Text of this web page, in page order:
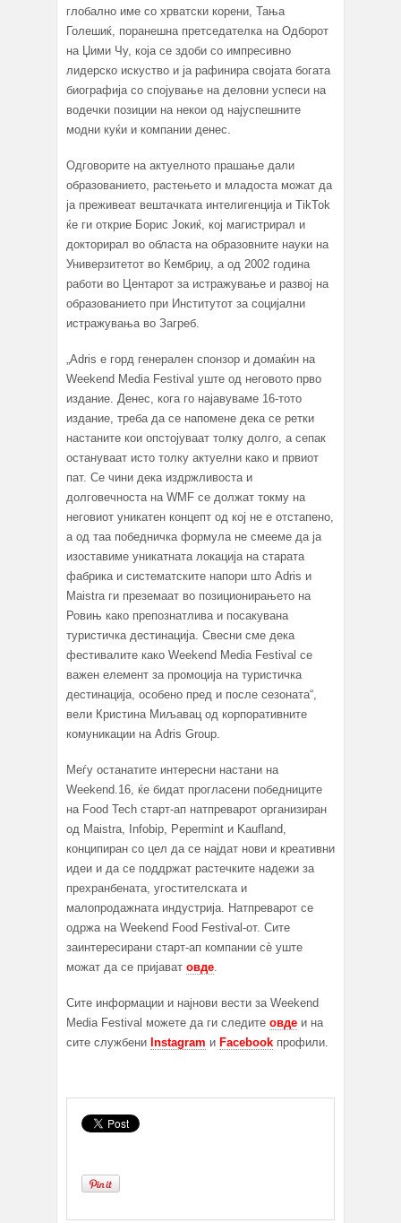
глобално име со хрватски корени, Тања
Голешиќ, поранешна претседателка на Одборот
на Џими Чу, која се здоби со импресивно
лидерско искуство и ја рафинира својата богата
биографија со спојување на деловни успеси на
водечки позиции на некои од најуспешните
модни куќи и компании денес.
Одговорите на актуелното прашање дали
образованието, растењето и младоста можат да
ја преживеат вештачката интелигенција и TikTok
ќе ги открие Борис Јокиќ, кој магистрирал и
докторирал во областа на образовните науки на
Универзитетот во Кембриџ, а од 2002 година
работи во Центарот за истражување и развој на
образованието при Институтот за социјални
истражувања во Загреб.
„Adris е горд генерален спонзор и домаќин на
Weekend Media Festival уште од неговото прво
издание. Денес, кога го најавуваме 16-тото
издание, треба да се напомене дека се ретки
настаните кои опстојуваат толку долго, а сепак
остануваат исто толку актуелни како и првиот
пат. Се чини дека издржливоста и
долговечноста на WMF се должат токму на
неговиот уникатен концепт од кој не е отстапено,
а од таа победничка формула не смееме да ја
изоставиме уникатната локација на старата
фабрика и систематските напори што Adris и
Maistra ги преземаат во позиционирањето на
Ровињ како препознатлива и посакувана
туристичка дестинација. Свесни сме дека
фестивалите како Weekend Media Festival се
важен елемент за промоција на туристичка
дестинација, особено пред и после сезоната“,
вели Кристина Миљавац од корпоративните
комуникации на Adris Group.
Меѓу останатите интересни настани на
Weekend.16, ќе бидат прогласени победниците
на Food Tech старт-ап натпреварот организиран
од Maistra, Infobip, Pepermint и Kaufland,
конципиран со цел да се најдат нови и креативни
идеи и да се поддржат растечките надежи за
прехранбената, угостителската и
малопродажната индустрија. Натпреварот се
одржа на Weekend Food Festival-от. Сите
заинтересирани старт-ап компании сѐ уште
можат да се пријават овде.
Сите информации и најнови вести за Weekend
Media Festival можете да ги следите овде и на
сите службени Instagram и Facebook профили.